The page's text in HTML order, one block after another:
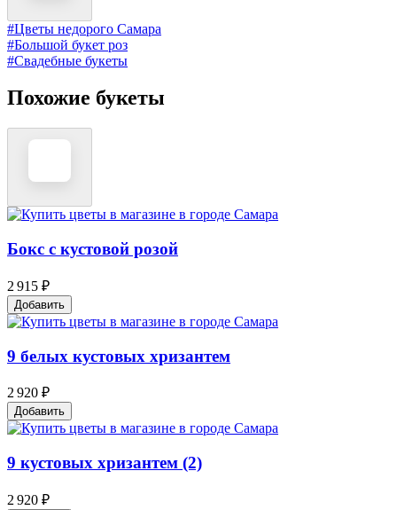
#Цветы недорого Самара
#Большой букет роз
#Свадебные букеты
Похожие букеты
Бокс с кустовой розой
2 915 ₽
Добавить
9 белых кустовых хризантем
2 920 ₽
Добавить
9 кустовых хризантем (2)
2 920 ₽